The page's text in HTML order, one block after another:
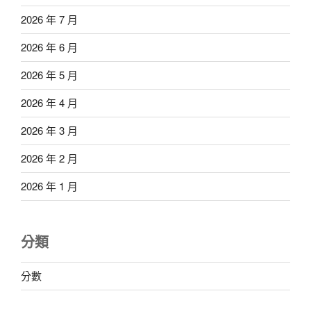
2026 年 7 月
2026 年 6 月
2026 年 5 月
2026 年 4 月
2026 年 3 月
2026 年 2 月
2026 年 1 月
分類
分數